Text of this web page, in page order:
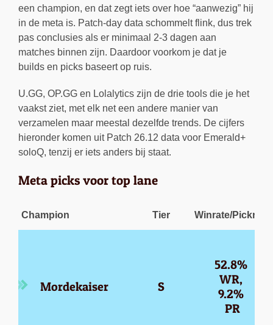
een champion, en dat zegt iets over hoe “aanwezig” hij
in de meta is. Patch-day data schommelt flink, dus trek
pas conclusies als er minimaal 2-3 dagen aan
matches binnen zijn. Daardoor voorkom je dat je
builds en picks baseert op ruis.
U.GG, OP.GG en Lolalytics zijn de drie tools die je het
vaakst ziet, met elk net een andere manier van
verzamelen maar meestal dezelfde trends. De cijfers
hieronder komen uit Patch 26.12 data voor Emerald+
soloQ, tenzij er iets anders bij staat.
Meta picks voor top lane
Champion Tier Winrate/Pickrate
Mordekaiser S
52.8%
WR,
9.2%
PR